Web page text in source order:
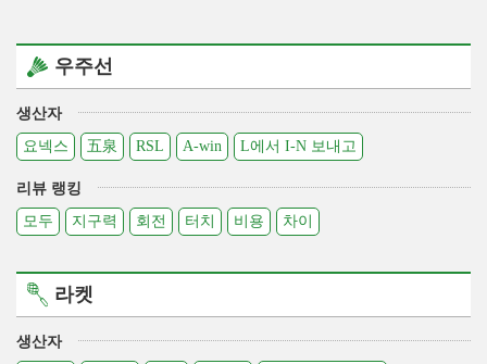
우주선
생산자
요넥스
五泉 RSL A-win L에서 I-N 보내고
리뷰 랭킹
모두
지구력 회전 터치 비용 차이
라켓
생산자